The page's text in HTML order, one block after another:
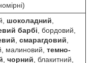
шоколадний
барбі , бордовий,
смарагдовий
малиновий, темно-
чорний , блакитний,